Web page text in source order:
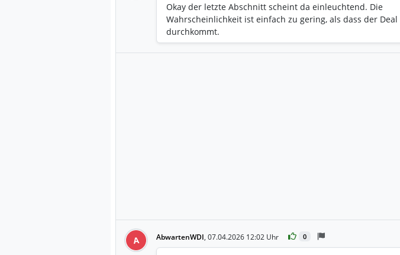
Okay der letzte Abschnitt scheint da einleuchtend. Die
Wahrscheinlichkeit ist einfach zu gering, als dass der Deal
durchkommt.
A AbwartenWDI, 07.04.2026 12:02 Uhr 0